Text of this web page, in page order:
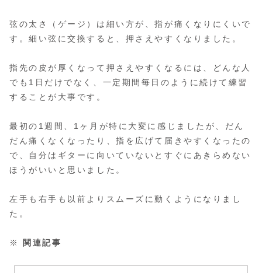
弦の太さ（ゲージ）は細い方が、指が痛くなりにくいで
す。細い弦に交換すると、押さえやすくなりました。
指先の皮が厚くなって押さえやすくなるには、どんな人
でも1日だけでなく、一定期間毎日のように続けて練習
することが大事です。
最初の1週間、1ヶ月が特に大変に感じましたが、だん
だん痛くなくなったり、指を広げて届きやすくなったの
で、自分はギターに向いていないとすぐにあきらめない
ほうがいいと思いました。
左手も右手も以前よりスムーズに動くようになりまし
た。
※ 関連記事